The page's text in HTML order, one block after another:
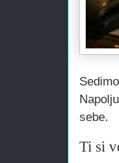
sebe.
Ti si